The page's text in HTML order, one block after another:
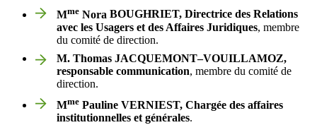
Mme Nora BOUGHRIET, Directrice des Relations
avec les Usagers et des Affaires Juridiques, membre
du comité de direction.
M. Thomas JACQUEMONT–VOUILLAMOZ,
responsable communication, membre du comité de
direction.
Mme Pauline VERNIEST, Chargée des affaires
institutionnelles et générales.